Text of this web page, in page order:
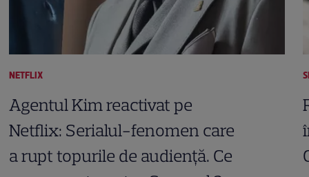
NETFLIX
Agentul Kim reactivat pe
Netflix: Serialul-fenomen care
a rupt topurile de audiență. Ce